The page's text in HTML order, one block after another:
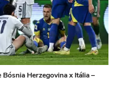
Herzegovina x Itália –